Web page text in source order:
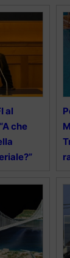
al
che